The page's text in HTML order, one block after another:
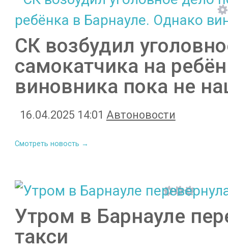
СК возбудил
самокатчика на
виновника пока не
16.04.2025 14:01 Автоновости
Смотреть новость →
Утром в Барнауле
такси